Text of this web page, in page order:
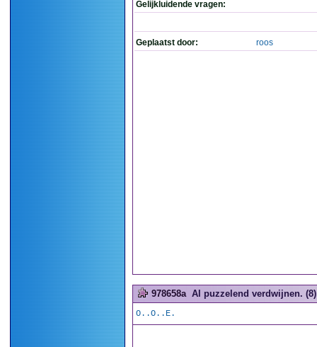
Gelijkluidende vragen:
Geplaatst door: roos
978658a Al puzzelend verdwijnen. (8)
O..O..E.